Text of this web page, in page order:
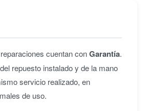
cuentan conGarantía.
repuesto instalado y de la mano
servicio realizado, en
de uso.